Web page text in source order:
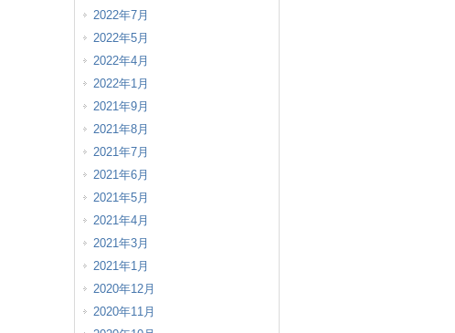
2022年7月
2022年5月
2022年4月
2022年1月
2021年9月
2021年8月
2021年7月
2021年6月
2021年5月
2021年4月
2021年3月
2021年1月
2020年12月
2020年11月